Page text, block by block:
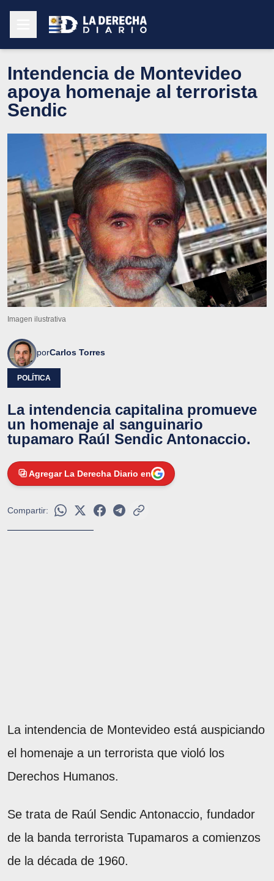
Intendencia de Montevideo
apoya homenaje al terrorista
Sendic
Imagen ilustrativa
porCarlos Torres
POLÍTICA
La intendencia capitalina promueve
un homenaje al sanguinario
tupamaro Raúl Sendic Antonaccio.
Agregar La Derecha Diario en
Compartir:
La intendencia de Montevideo está auspiciando
el homenaje a un terrorista que violó los
Derechos Humanos.
Se trata de Raúl Sendic Antonaccio, fundador
de la banda terrorista Tupamaros a comienzos
de la década de 1960.